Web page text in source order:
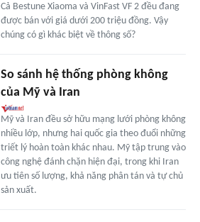
Cả Bestune Xiaoma và VinFast VF 2 đều đang
được bán với giá dưới 200 triệu đồng. Vậy
chúng có gì khác biệt về thông số?
So sánh hệ thống phòng không
của Mỹ và Iran
Mỹ và Iran đều sở hữu mạng lưới phòng không
nhiều lớp, nhưng hai quốc gia theo đuổi những
triết lý hoàn toàn khác nhau. Mỹ tập trung vào
công nghệ đánh chặn hiện đại, trong khi Iran
ưu tiên số lượng, khả năng phân tán và tự chủ
sản xuất.